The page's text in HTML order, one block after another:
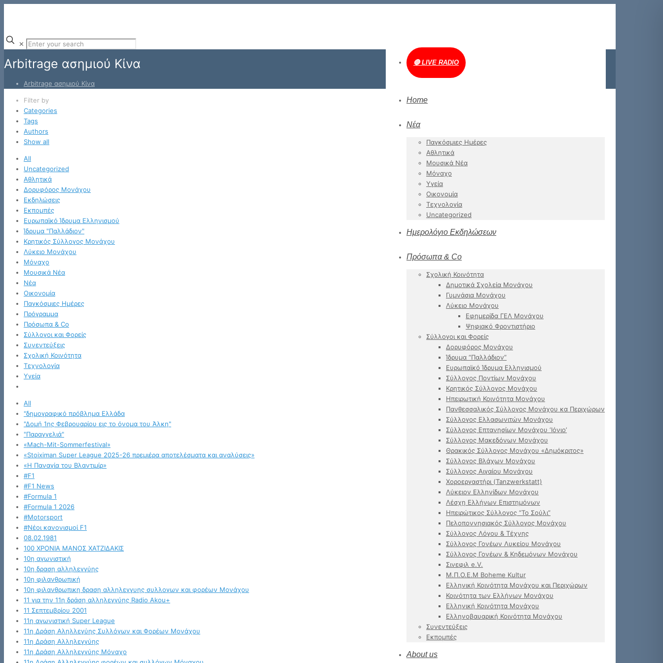
🔴 LIVE RADIO
Home
Νέα
Παγκόσμιες Ημέρες
Αθλητικά
Μουσικά Νέα
Μόναχο
Υγεία
Οικονομία
Τεχνολογία
Uncategorized
Ημερολόγιο Εκδηλώσεων
Πρόσωπα & Co
Σχολική Κοινότητα
Δημοτικά Σχολεία Μονάχου
Γυμνάσια Μονάχου
Λύκειο Μονάχου
Εφημερίδα ΓΕΛ Μονάχου
Ψηφιακό Φροντιστήριο
Σύλλογοι και Φορείς
Δορυφόρος Μονάχου
Ίδρυμα “Παλλάδιον”
Ευρωπαϊκό Ίδρυμα Ελληνισμού
Σύλλογος Ποντίων Μονάχου
Κρητικός Σύλλογος Μονάχου
Ηπειρωτική Κοινότητα Μονάχου
Πανθεσσαλικός Σύλλογος Μονάχου κα Περιχώρων
Σύλλογος Ελλασωνιτών Μονάχου
Σύλλογος Επτανησίων Μονάχου ‘Ιόνιο’
Σύλλογος Μακεδόνων Μονάχου
Θρακικός Σύλλογος Μονάχου «Δημόκριτος»
Σύλλογος Βλάχων Μονάχου
Σύλλογος Αιγαίου Μονάχου
Χοροεργαστήρι (Tanzwerkstatt)
Λύκειον Ελληνίδων Μονάχου
Λέσχη Ελλήνων Επιστημόνων
Ηπειρώτικος Σύλλογος “Το Σούλι”
Πελοποννησιακός Σύλλογος Μονάχου
Σύλλογος Λόγου & Τέχνης
Σύλλογος Γονέων Λυκείου Μονάχου
Σύλλογος Γονέων & Κηδεμόνων Μονάχου
Σινεφιλ e.V.
Μ.Π.Ο.Ε.Μ Boheme Kultur
Ελληνική Κοινότητα Μονάχου και Περιχώρων
Κοινότητα των Ελλήνων Μονάχου
Ελληνική Κοινότητα Μονάχου
Ελληνοβαυαρική Κοινότητα Μονάχου
Συνεντεύξεις
Εκπομπές
About us
✕
Arbitrage ασημιού Κίνα
Arbitrage ασημιού Κίνα
Filter by
Categories
Tags
Authors
Show all
All
Uncategorized
Αθλητικά
Δορυφόρος Μονάχου
Εκδηλώσεις
Εκπομπές
Ευρωπαϊκό Ίδρυμα Ελληνισμού
Ίδρυμα "Παλλάδιον"
Κρητικός Σύλλογος Μονάχου
Λύκειο Μονάχου
Μόναχο
Μουσικά Νέα
Νέα
Οικονομία
Παγκόσμιες Ημέρες
Πρόγραμμα
Πρόσωπα & Co
Σύλλογοι και Φορείς
Συνεντεύξεις
Σχολική Κοινότητα
Τεχνολογία
Υγεία
All
"δημογραφικό πρόβλημα Ελλάδα
"Δομή 1ης Φεβρουαρίου εις το όνομα του Άλκη"
"Παραγγελιά"
«Mach-Mit-Sommerfestival»
«Stoiximan Super League 2025-26 πρεμιέρα αποτελέσματα και αναλύσεις»
«Η Παναγία του Βλαντιμίρ»
#F1
#F1 News
#Formula 1
#Formula 1 2026
#Motorsport
#Νέοι κανονισμοί F1
08.02.1981
100 ΧΡΟΝΙΑ ΜΑΝΟΣ ΧΑΤΖΙΔΑΚΙΣ
10η αγωνιστική
10η δραση αλληλεγγύης
10η φιλανθρωπική
10η φιλανθρωπικη δραση αλληλεγγυης συλλογων και φορέων Μονάχου
11 για την 11η δράση αλληλεγγύης Radio Akou+
11 Σεπτεμβρίου 2001
11η αγωνιστική Super League
11η Δράση Αληλλεγύης Συλλόγων και Φορέων Μονάχου
11η Δράση Αλληλεγγύης
11η Δράση Αλληλεγγύης Μόναχο